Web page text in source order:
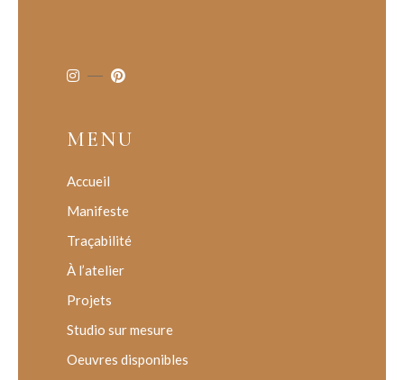
MENU
Accueil
Manifeste
Traçabilité
À l’atelier
Projets
Studio sur mesure
Oeuvres disponibles